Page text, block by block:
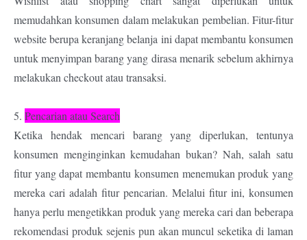
memudahkan konsumen dalam melakukan pembelian. Fitur-fitur
website berupa keranjang belanja ini dapat membantu konsumen
untuk menyimpan barang yang dirasa menarik sebelum akhirnya
melakukan checkout atau transaksi.
5. Pencarian atau Search
Ketika hendak mencari barang yang diperlukan, tentunya
konsumen menginginkan kemudahan bukan? Nah, salah satu
fitur yang dapat membantu konsumen menemukan produk yang
mereka cari adalah fitur pencarian. Melalui fitur ini, konsumen
hanya perlu mengetikkan produk yang mereka cari dan beberapa
rekomendasi produk sejenis pun akan muncul seketika di laman